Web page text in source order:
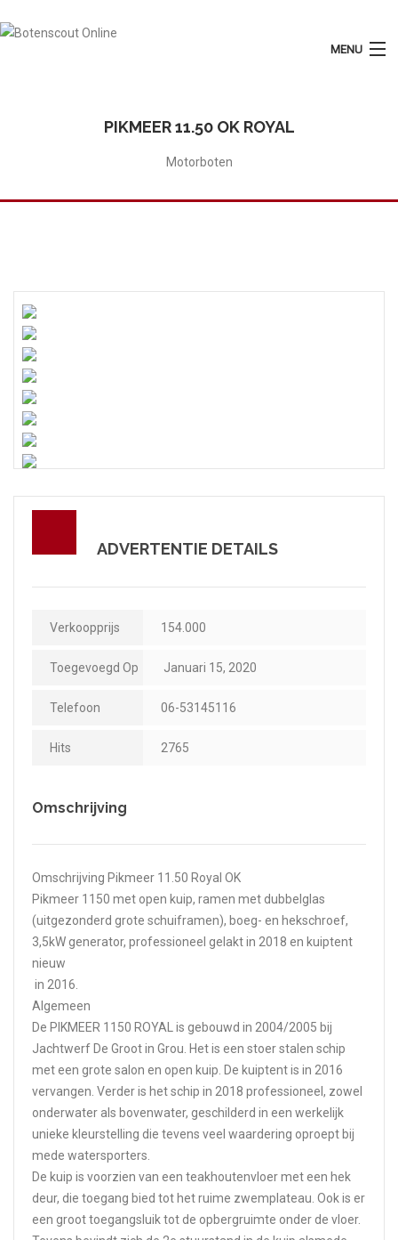
MENU
Plaats Advertentie
Contact
PIKMEER 11.50 OK ROYAL
Motorboten
ADVERTENTIE DETAILS
Verkoopprijs 154.000
Toegevoegd Op Januari 15, 2020
Telefoon 06-53145116
Hits 2765
Omschrijving
Omschrijving Pikmeer 11.50 Royal OK
Pikmeer 1150 met open kuip, ramen met dubbelglas
(uitgezonderd grote schuiframen), boeg- en hekschroef,
3,5kW generator, professioneel gelakt in 2018 en kuiptent
nieuw
in 2016.
Algemeen
De PIKMEER 1150 ROYAL is gebouwd in 2004/2005 bij
Jachtwerf De Groot in Grou. Het is een stoer stalen schip
met een grote salon en open kuip. De kuiptent is in 2016
vervangen. Verder is het schip in 2018 professioneel, zowel
onderwater als bovenwater, geschilderd in een werkelijk
unieke kleurstelling die tevens veel waardering oproept bij
mede watersporters.
De kuip is voorzien van een teakhoutenvloer met een hek
deur, die toegang bied tot het ruime zwemplateau. Ook is er
een groot toegangsluik tot de opbergruimte onder de vloer.